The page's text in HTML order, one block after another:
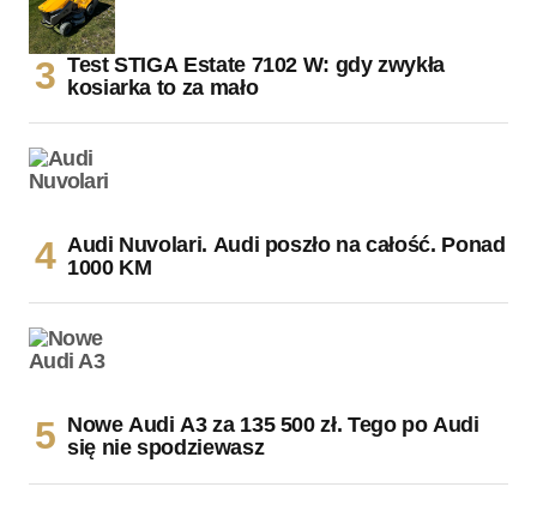
Test STIGA Estate 7102 W: gdy zwykła
kosiarka to za mało
Audi Nuvolari. Audi poszło na całość. Ponad
1000 KM
Nowe Audi A3 za 135 500 zł. Tego po Audi
się nie spodziewasz